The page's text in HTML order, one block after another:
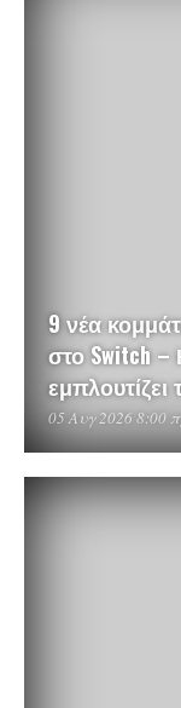
9 νέα
στο Switch –
εμπλουτίζει
05 Αυγ 2026 8:00